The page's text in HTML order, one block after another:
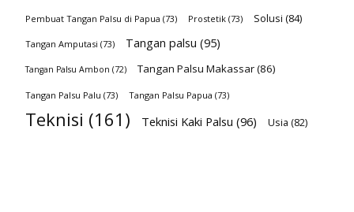
Pembuat Tangan Palsu di Papua (73) Prostetik (73) Solusi (84)
Tangan Amputasi (73) Tangan palsu (95)
Tangan Palsu Ambon (72) Tangan Palsu Makassar(86)
Tangan Palsu Palu (73) Tangan Palsu Papua (73)
Teknisi (161) Teknisi Kaki Palsu (96) Usia (82)